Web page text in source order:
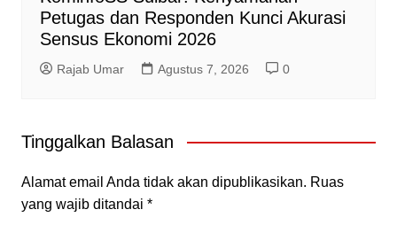
Petugas dan Responden Kunci Akurasi
Sensus Ekonomi 2026
Rajab Umar Agustus 7, 2026 0
Tinggalkan Balasan
Alamat email Anda tidak akan dipublikasikan. Ruas
yang wajib ditandai *